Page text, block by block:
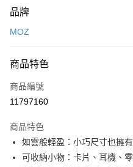
信用卡一次付款
Apple Pay
街口支付
Google Pay
全盈+PAY
品牌
MOZ
商品特色
商品編號
11797160
商品特色
如雲般輕盈：小巧尺寸也擁
可收納小物：卡片、耳機、